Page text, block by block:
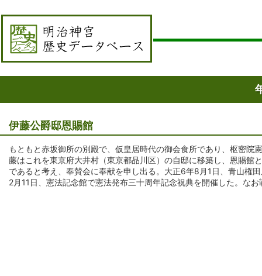
伊藤公爵邸恩賜館
もともと赤坂御所の別殿で、仮皇居時代の御会食所であり、枢密
藤はこれを東京府大井村（東京都品川区）の自邸に移築し、恩賜館
であると考え、奉賛会に奉献を申し出る。大正6年8月1日、青山権
2月11日、憲法記念館で憲法発布三十周年記念祝典を開催した。な